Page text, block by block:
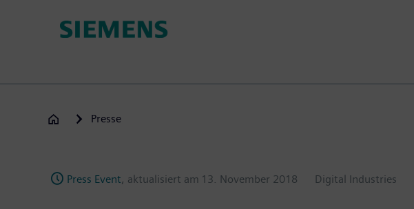
Presse
Press Event, aktualisiert am 13. November 2018 Digital Industries